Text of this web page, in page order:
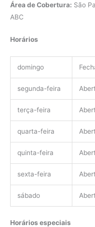
Área de Cobertura: São
ABC
Horários
domingo
segunda-feira
terça-feira
quarta-feira
quinta-feira
sexta-feira
sábado
Horários especiais